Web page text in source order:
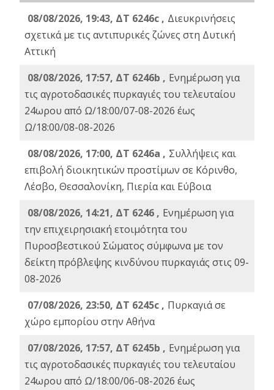
08/08/2026, 19:43, ΔT 6246c , Διευκρινήσεις
σχετικά με τις αντιπυρικές ζώνες στη Δυτική
Αττική
08/08/2026, 17:57, ΔΤ 6246b , Ενημέρωση για
τις αγροτοδασικές πυρκαγιές του τελευταίου
24ωρου από Ω/18:00/07-08-2026 έως
Ω/18:00/08-08-2026
08/08/2026, 17:00, ΔΤ 6246a , Συλλήψεις και
επιβολή διοικητικών προστίμων σε Κόρινθο,
Λέσβο, Θεσσαλονίκη, Πιερία και Εύβοια
08/08/2026, 14:21, ΔΤ 6246 , Ενημέρωση για
την επιχειρησιακή ετοιμότητα του
Πυροσβεστικού Σώματος σύμφωνα με τον
δείκτη πρόβλεψης κινδύνου πυρκαγιάς στις 09-
08-2026
07/08/2026, 23:50, ΔΤ 6245c , Πυρκαγιά σε
χώρο εμπορίου στην Αθήνα
07/08/2026, 17:57, ΔΤ 6245b , Ενημέρωση για
τις αγροτοδασικές πυρκαγιές του τελευταίου
24ωρου από Ω/18:00/06-08-2026 έως